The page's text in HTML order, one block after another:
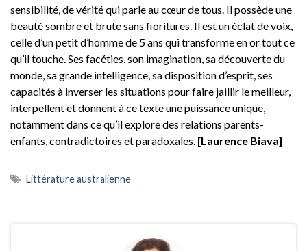
sensibilité, de vérité qui parle au cœur de tous. Il possède une
beauté sombre et brute sans fioritures. Il est un éclat de voix,
celle d’un petit d’homme de 5 ans qui transforme en or tout ce
qu’il touche. Ses facéties, son imagination, sa découverte du
monde, sa grande intelligence, sa disposition d’esprit, ses
capacités à inverser les situations pour faire jaillir le meilleur,
interpellent et donnent à ce texte une puissance unique,
notamment dans ce qu’il explore des relations parents-
enfants, contradictoires et paradoxales. [Laurence Biava]
Littérature australienne